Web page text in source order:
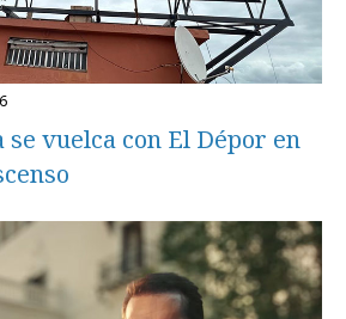
vuelca con El Dépor en